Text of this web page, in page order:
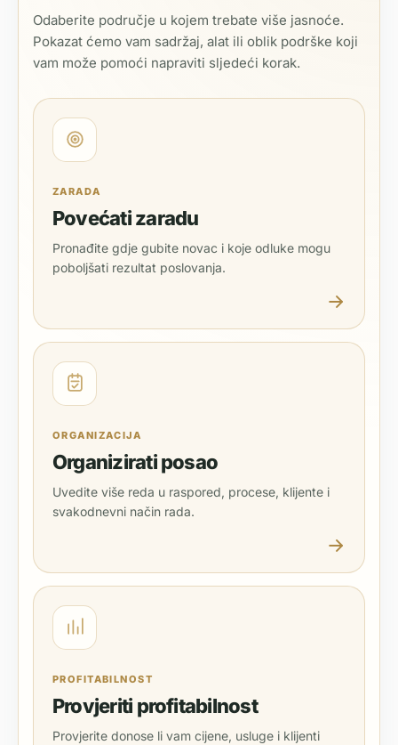
Odaberite područje u kojem trebate više jasnoće.
Pokazat ćemo vam sadržaj, alat ili oblik podrške koji
vam može pomoći napraviti sljedeći korak.
ZARADA
Povećati zaradu
Pronađite gdje gubite novac i koje odluke mogu
poboljšati rezultat poslovanja.
ORGANIZACIJA
Organizirati posao
Uvedite više reda u raspored, procese, klijente i
svakodnevni način rada.
PROFITABILNOST
Provjeriti profitabilnost
Provjerite donose li vam cijene, usluge i klijenti